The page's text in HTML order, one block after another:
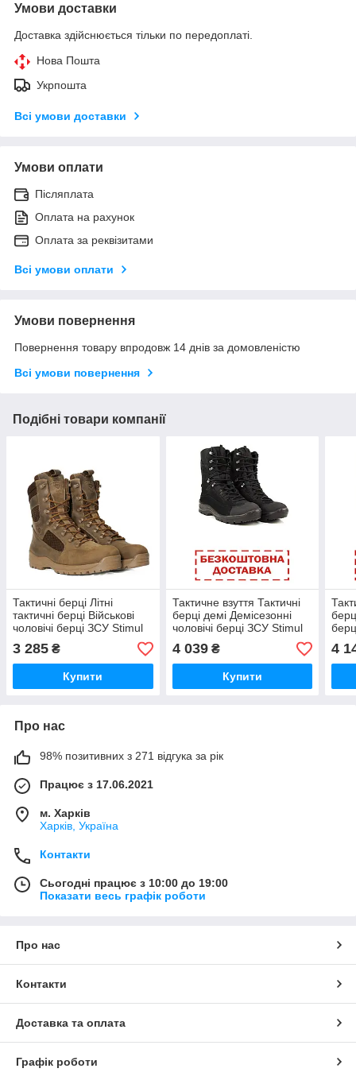
Умови доставки
Доставка здійснюється тільки по передоплаті.
Нова Пошта
Укрпошта
Всі умови доставки
Умови оплати
Післяплата
Оплата на рахунок
Оплата за реквізитами
Всі умови оплати
Умови повернення
Повернення товару впродовж 14 днів за домовленістю
Всі умови повернення
Подібні товари компанії
Тактичні берці Літні
тактичні берці Військові
чоловічі берці ЗСУ Stimul
Стимул Козак Койот
розмір 36-47
3 285 ₴
Купити
Тактичне взуття Тактичні
берці демі Демісезонні
чоловічі берці ЗСУ Stimul
Стимул Отаман чорний
розмір 36-47
4 039₴
Купити
47
4
Про нас
98% позитивних з 271 відгука за рік
Працює з 17.06.2021
м. Харків
Харків, Україна
Контакти
Сьогодні працює з 10:00 до 19:00
Показати весь графік роботи
Про нас
Контакти
Доставка та оплата
Графік роботи